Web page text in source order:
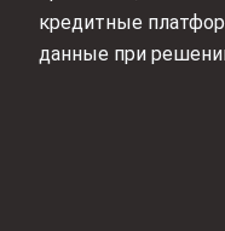
кредитные
данные при